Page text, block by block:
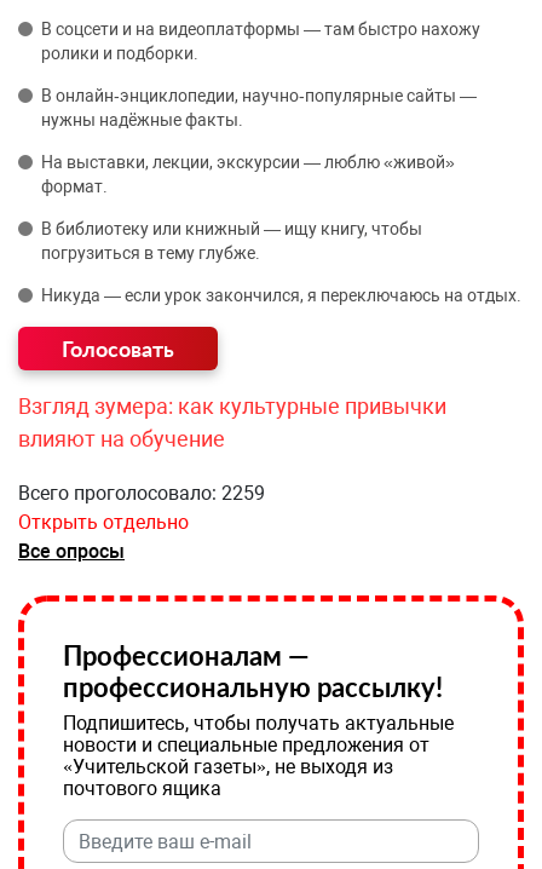
В соцсети и на видеоплатформы — там быстро нахожу
ролики и подборки.
В онлайн‑энциклопедии, научно‑популярные сайты —
нужны надёжные факты.
На выставки, лекции, экскурсии — люблю «живой»
формат.
В библиотеку или книжный — ищу книгу, чтобы
погрузиться в тему глубже.
Никуда — если урок закончился, я переключаюсь на отдых.
Взгляд зумера: как культурные привычки
влияют на обучение
Всего проголосовало: 2259
Открыть отдельно
Все опросы
Профессионалам —
профессиональную рассылку!
Подпишитесь, чтобы получать актуальные
новости и специальные предложения от
«Учительской газеты», не выходя из
почтового ящика